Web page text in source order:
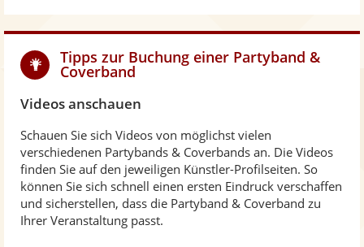
Tipps zur Buchung einer Partyband &
Coverband
Videos anschauen
Schauen Sie sich Videos von möglichst vielen
verschiedenen Partybands & Coverbands an. Die Videos
finden Sie auf den jeweiligen Künstler-Profilseiten. So
können Sie sich schnell einen ersten Eindruck verschaffen
und sicherstellen, dass die Partyband & Coverband zu
Ihrer Veranstaltung passt.